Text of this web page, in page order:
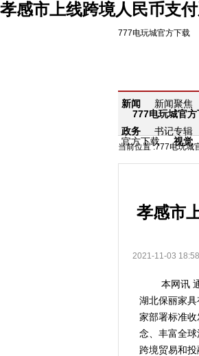
孝感市上线跨境人民币支
777电玩城官方下载
新闻 新闻聚焦
777电玩城官方
政务
书记专辑
官方下载
视觉
当前位置 :777电玩城
孝感市
2021-11-03
本网讯 通
湖北保丽家
家部署标准
念、丰富全
跨境贸易和投